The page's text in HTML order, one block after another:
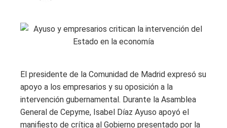
El presidente de la Comunidad de Madrid expresó su
apoyo a los empresarios y su oposición a la
intervención gubernamental. Durante la Asamblea
General de Cepyme, Isabel Díaz Ayuso apoyó el
manifiesto de crítica al Gobierno presentado por la